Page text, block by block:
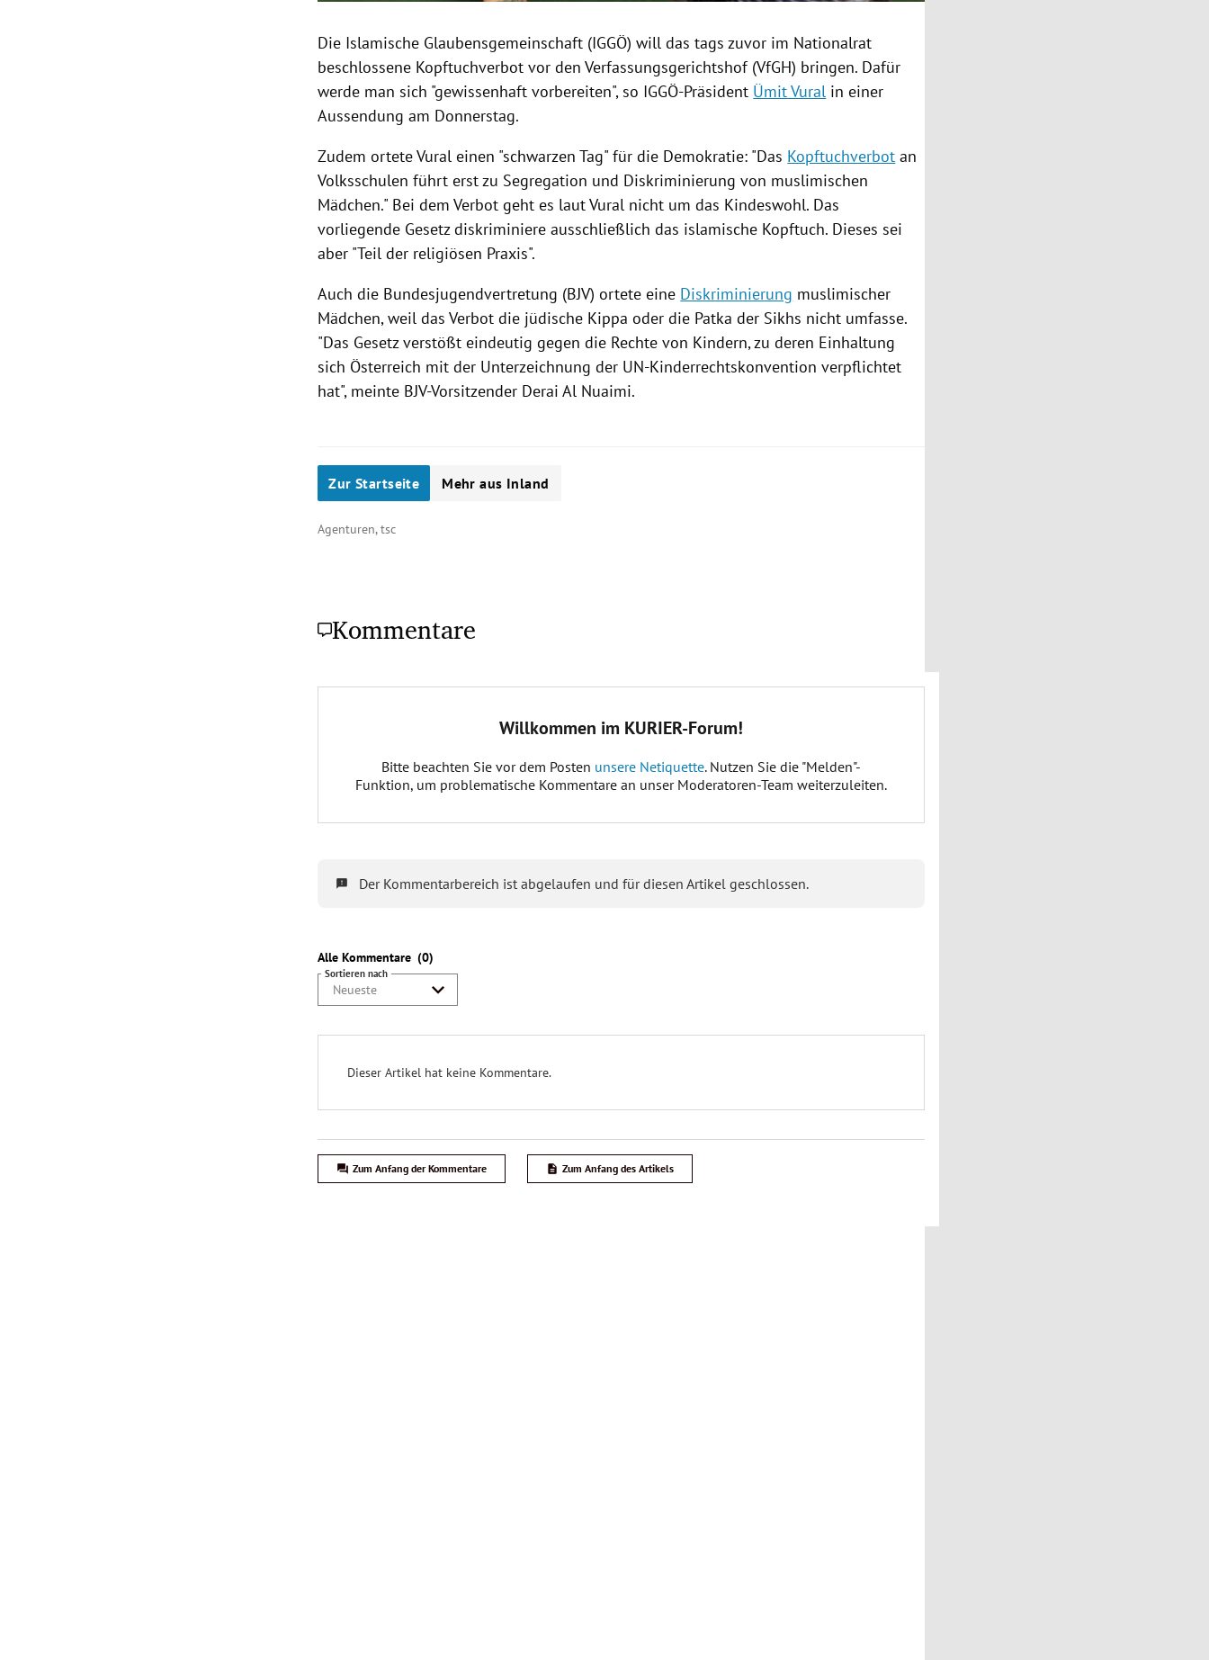
Die Islamische Glaubensgemeinschaft (IGGÖ) will das tags zuvor im Nationalrat
beschlossene Kopftuchverbot vor den Verfassungsgerichtshof (VfGH) bringen. Dafür
werde man sich "gewissenhaft vorbereiten", so IGGÖ-Präsident Ümit Vural in einer
Aussendung am Donnerstag.
Zudem orteteVural einen "schwarzen Tag" für die Demokratie: "Das Kopftuchverbot an
Volksschulen führt erst zu Segregation und Diskriminierung von muslimischen
Mädchen." Bei dem Verbot geht es lautVural nicht um das Kindeswohl. Das
vorliegende Gesetz diskriminiere ausschließlich das islamische Kopftuch. Dieses sei
aber "Teil der religiösen Praxis".
Auch die Bundesjugendvertretung (BJV) ortete eine Diskriminierung muslimischer
Mädchen, weil das Verbot die jüdische Kippa oder die Patka der Sikhs nicht umfasse.
"Das Gesetz verstößt eindeutig gegen die Rechte von Kindern, zu deren Einhaltung
sich Österreich mit der Unterzeichnung der UN-Kinderrechtskonvention verpflichtet
hat", meinte BJV-Vorsitzender Derai Al Nuaimi.
Zur Startseite Mehr aus Inland
Agenturen, tsc
Kommentare